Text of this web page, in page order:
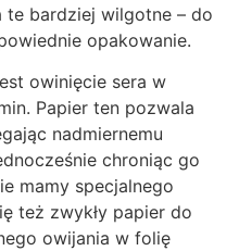
te bardziej wilgotne – do
opakowanie.
owinięcie sera w
Papier ten pozwala
nadmiernemu
chroniąc go
mamy specjalnego
też zwykły papier do
owijania w folię